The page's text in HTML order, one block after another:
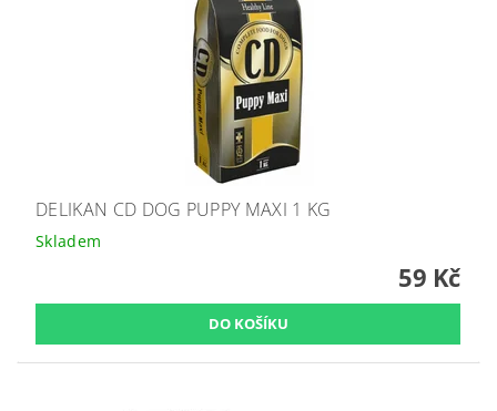
DELIKAN CD DOG PUPPY MAXI 1 KG
Skladem
59 Kč